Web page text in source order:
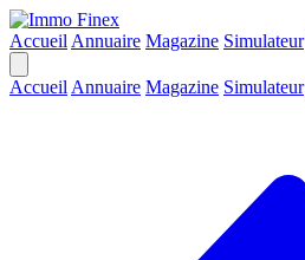
Accueil Annuaire Magazine Simulateur
Accueil Annuaire Magazine Simulateur